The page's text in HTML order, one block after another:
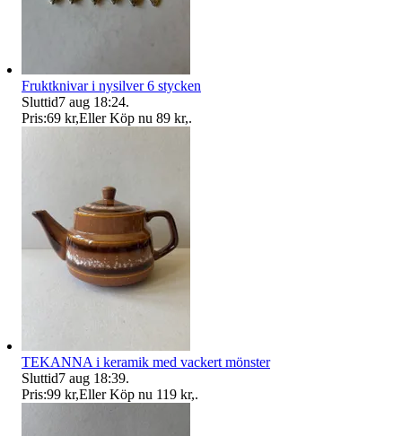
Fruktknivar i nysilver 6 stycken
Sluttid7 aug 18:24.
Pris:69 kr,Eller Köp nu 89 kr,.
TEKANNA i keramik med vackert mönster
Sluttid7 aug 18:39.
Pris:99 kr,Eller Köp nu 119 kr,.